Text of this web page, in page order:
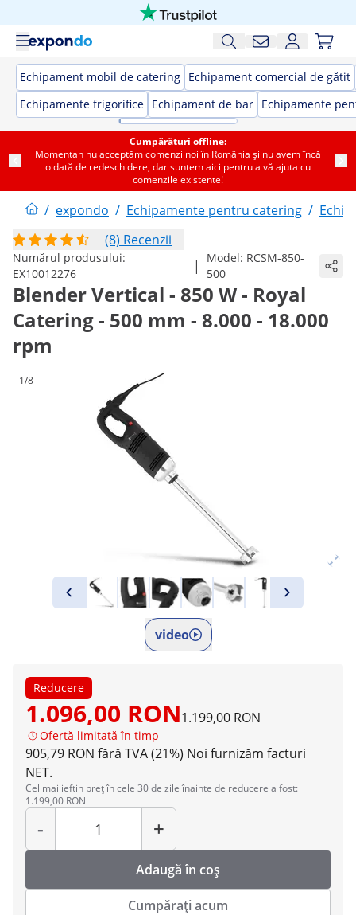
Echipament mobil de catering Echipament comercial de gătit
Echipamente frigorifice Echipament de bar Echipamente
Cumpărături offline:
Momentan nu acceptăm comenzi noi în România și nu avem încă
o dată de redeschidere, dar suntem aici pentru a vă ajuta cu
comenzile existente!
/ expondo / Echipamente pentru catering /
(8) Recenzii
Numărul produsului:
EX10012276
| Model: RCSM-850-
500
Blender Vertical - 850 W - Royal
Catering - 500 mm - 8.000 - 18.000
rpm
1/8
video
Reducere
1.096,00 RON1.199,00 RON
Ofertă limitată în timp
905,79 RON fără TVA (21%) Noi furnizăm facturi
NET.
Cel mai ieftin preț în cele 30 de zile înainte de reducere a fost:
1.199,00 RON
-
Cantitate
+
Adaugă în coș
Cumpărați acum